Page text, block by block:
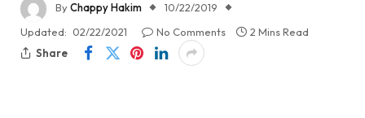
ByChappy Hakim
10/22/2019
Updated: 02/22/2021 No Comments
2 Mins Read
Share